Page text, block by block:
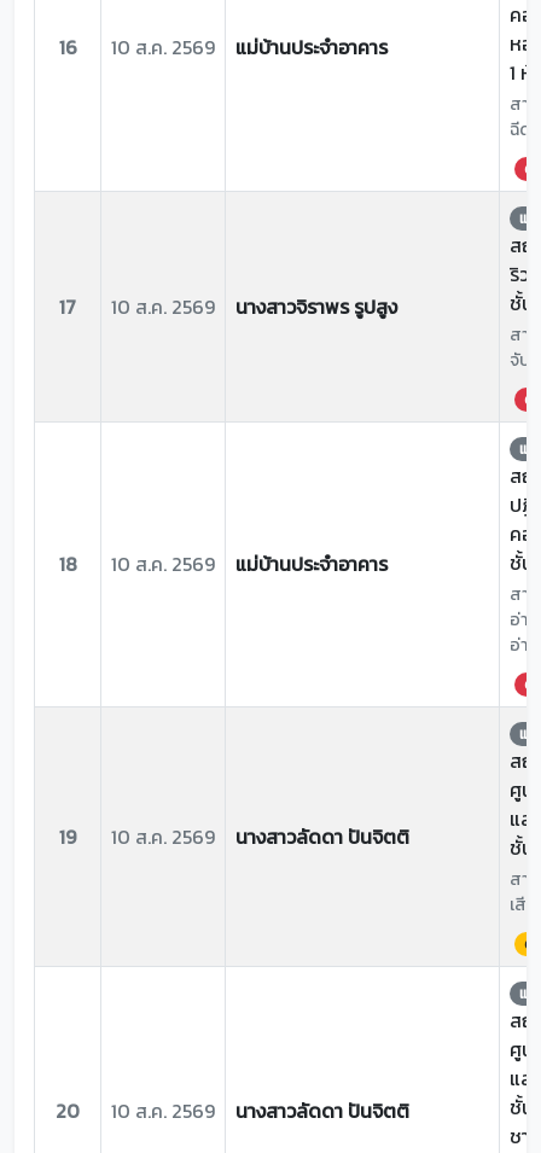
16 10 ส.ค. 2569 แม่บ้านประจำอาคาร
คอ
หอ
1 ห้
สา
ฉีด
ด่
17 10 ส.ค. 2569 นางสาวจิราพร รูปสูง
แ
สถ
ริว
ชั้น
สา
จับ
ด่
18 10 ส.ค. 2569 แม่บ้านประจำอาคาร
แจ้
สถ
ปฏิ
คอ
ชั้น
สา
อ่า
อ่าง
ด่
19 10 ส.ค. 2569 นางสาวลัดดา ปันจิตติ
แจ้
สถ
ศูน
แล
ชั้น
สา
เสีย
ด่
20 10 ส.ค. 2569 นางสาวลัดดา ปันจิตติ
แจ้
สถ
ศูน
แล
ชั้น
ชาย